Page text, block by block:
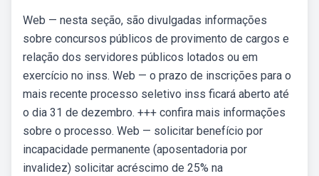
Web — nesta seção, são divulgadas informações
sobre concursos públicos de provimento de cargos e
relação dos servidores públicos lotados ou em
exercício no inss. Web — o prazo de inscrições para o
mais recente processo seletivo inss ficará aberto até
o dia 31 de dezembro. +++ confira mais informações
sobre o processo. Web — solicitar benefício por
incapacidade permanente (aposentadoria por
invalidez) solicitar acréscimo de 25% na